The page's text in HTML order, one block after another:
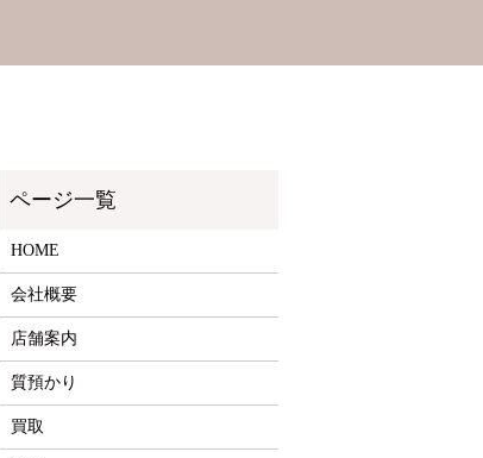
HOME
会社概要
店舗案内
質預かり
買取